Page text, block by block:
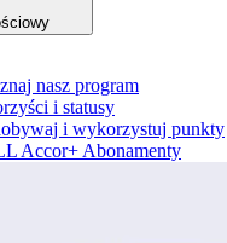
nasz program
i statusy
i wykorzystuj punkty
Accor+ Abonamenty